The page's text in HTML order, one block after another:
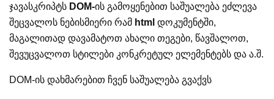
ჯავასკრიპტს DOM-ის გამოყენებით საშუალება ეძლევა
შეცვალოს ნებისმიერი რამ html დოკუმენტში,
მაგალითად დავამატოთ ახალი თეგები, წავშალოთ,
შევუცვალოთ სტილები კონკრეტულ ელემენტებს და ა.შ.
DOM-ის დახმარებით ჩვენ საშუალება გვაქვს